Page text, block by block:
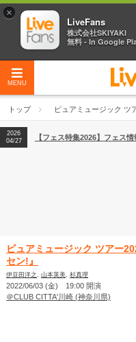
MENU
トップ ピュアミュージック ツ
2026
04/27
2026
【ライブ動員ランキング】
2026
04/27
【フェス特集2026】フェス情
ピュアミュージック ツアー
セン!』
伊豆田洋之, 山本英美, 杉真理
2022/06/03 (金) 19:00 開演
＠CLUB CITTA'川崎 (神奈川県)
×
LiveFans
株式会社SKIYAKI
無料 - In Google